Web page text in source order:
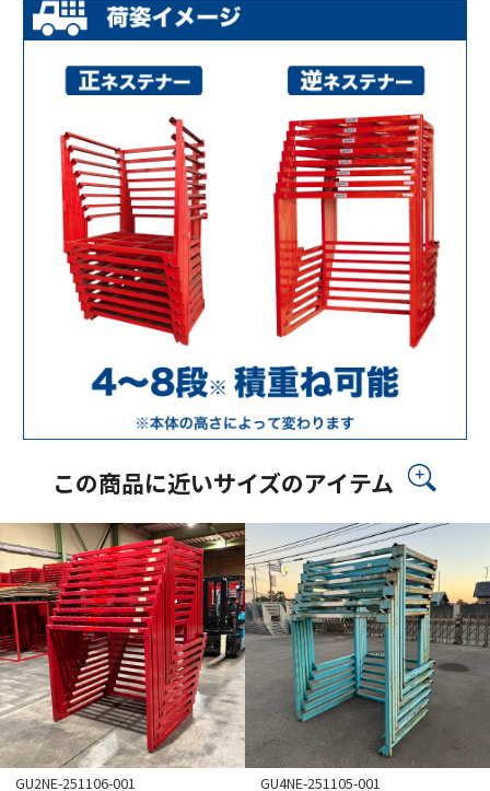
この商品に近いサイズのアイテム
GU2NE-251106-001 GU4NE-251105-001